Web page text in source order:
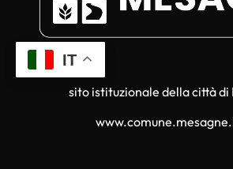
IT
sito istituzionale della città di